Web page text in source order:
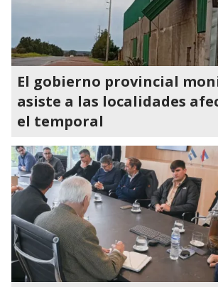
El gobierno provincial
asiste a las localidades
el temporal